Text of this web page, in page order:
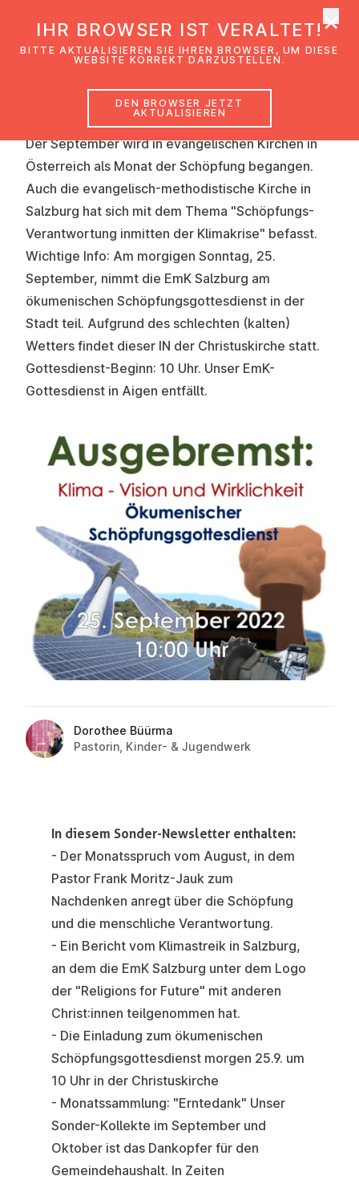
Der September wird in evangelischen Kirchen in
Österreich als Monat der Schöpfung begangen.
Auch die evangelisch-methodistische Kirche in
Salzburg hat sich mit dem Thema "Schöpfungs-
Verantwortung inmitten der Klimakrise" befasst.
Wichtige Info: Am morgigen Sonntag, 25.
September, nimmt die EmK Salzburg am
ökumenischen Schöpfungsgottesdienst in der
Stadt teil. Aufgrund des schlechten (kalten)
Wetters findet dieser IN der Christuskirche statt.
Gottesdienst-Beginn: 10 Uhr. Unser EmK-
Gottesdienst in Aigen entfällt.
Dorothee Büürma
Pastorin, Kinder- & Jugendwerk
In diesem Sonder-Newsletter enthalten:
- Der Monatsspruch vom August, in dem
Pastor Frank Moritz-Jauk zum
Nachdenken anregt über die Schöpfung
und die menschliche Verantwortung.
- Ein Bericht vom Klimastreik in Salzburg,
an dem die EmK Salzburg unter dem Logo
der "Religions for Future" mit anderen
Christ:innen teilgenommen hat.
- Die Einladung zum ökumenischen
Schöpfungsgottesdienst morgen 25.9. um
10 Uhr in der Christuskirche
- Monatssammlung: "Erntedank" Unser
Sonder-Kollekte im September und
Oktober ist das Dankopfer für den
Gemeindehaushalt. In Zeiten
IHR BROWSER IST VERALTET!
BITTE AKTUALISIEREN SIE IHREN BROWSER, UM DIESE
WEBSITE KORREKT DARZUSTELLEN.
DEN BROWSER JETZT
AKTUALISIEREN
×